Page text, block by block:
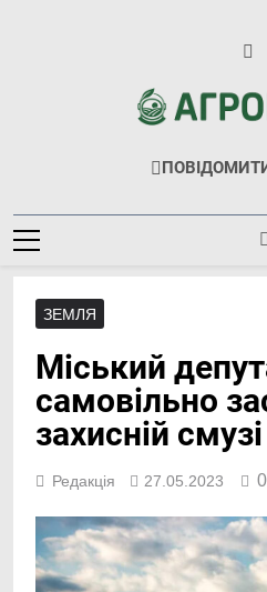
Новини
ЗЕМЛЯ
Міський
самовільно
захисній
Редакція 27.05.2023 0